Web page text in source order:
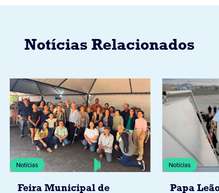
Notícias Relacionados
Notícias
Feira Municipal de
Notícias
Papa